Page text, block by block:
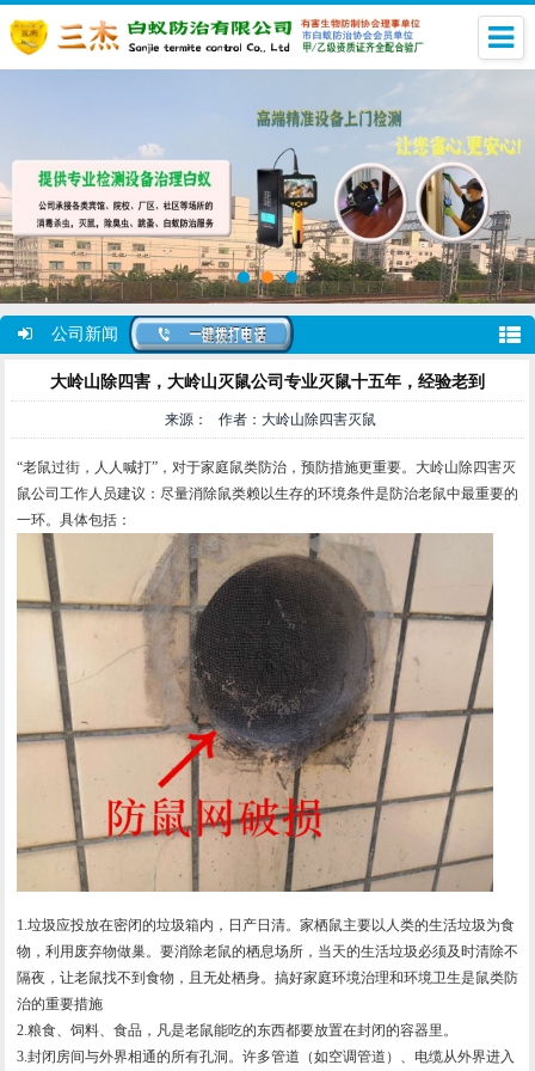
公司新闻
大岭山除四害，大岭山灭鼠公司专业灭鼠十五年，经验老到
来源： 作者：大岭山除四害灭鼠
“老鼠过街，人人喊打”，对于家庭鼠类防治，预防措施更重要。大岭山除四害灭
鼠公司工作人员建议：尽量消除鼠类赖以生存的环境条件是防治老鼠中最重要的
一环。具体包括：
1.垃圾应投放在密闭的垃圾箱内，日产日清。家栖鼠主要以人类的生活垃圾为食
物，利用废弃物做巢。要消除老鼠的栖息场所，当天的生活垃圾必须及时清除不
隔夜，让老鼠找不到食物，且无处栖身。搞好家庭环境治理和环境卫生是鼠类防
治的重要措施
2.粮食、饲料、食品，凡是老鼠能吃的东西都要放置在封闭的容器里。
3.封闭房间与外界相通的所有孔洞。许多管道（如空调管道）、电缆从外界进入